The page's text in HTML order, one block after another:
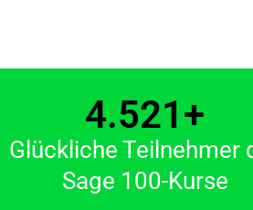
Glückliche Teilnehmer
Sage 100-Kurse
4.521+